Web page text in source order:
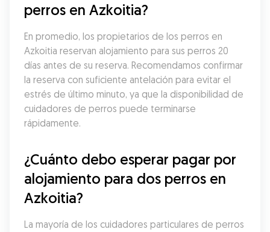
perros en Azkoitia?
En promedio, los propietarios de los perros en
Azkoitia reservan alojamiento para sus perros 20
días antes de su reserva. Recomendamos confirmar
la reserva con suficiente antelación para evitar el
estrés de último minuto, ya que la disponibilidad de
cuidadores de perros puede terminarse
rápidamente.
¿Cuánto debo esperar pagar por
alojamiento para dos perros en
Azkoitia?
La mayoría de los cuidadores particulares de perros